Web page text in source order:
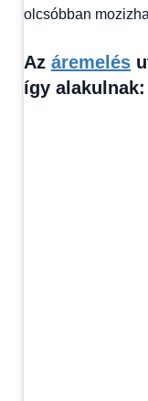
olcsóbban
Az áremelés
így alakulnak: